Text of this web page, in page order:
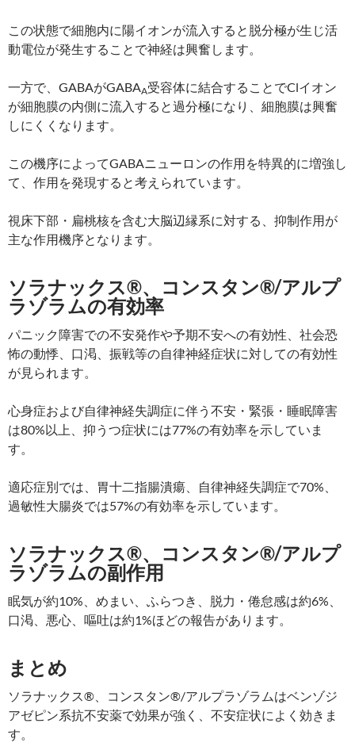
この状態で細胞内に陽イオンが流入すると脱分極が生じ活
動電位が発生することで神経は興奮します。
一方で、GABAがGABAA受容体に結合することでClイオン
が細胞膜の内側に流入すると過分極になり、細胞膜は興奮
しにくくなります。
この機序によってGABAニューロンの作用を特異的に増強し
て、作用を発現すると考えられています。
視床下部・扁桃核を含む大脳辺縁系に対する、抑制作用が
主な作用機序となります。
ソラナックス®、コンスタン®/アルプ
ラゾラムの有効率
パニック障害での不安発作や予期不安への有効性、社会恐
怖の動悸、口渇、振戦等の自律神経症状に対しての有効性
が見られます。
心身症および自律神経失調症に伴う不安・緊張・睡眠障害
は80%以上、抑うつ症状には77%の有効率を示していま
す。
適応症別では、胃十二指腸潰瘍、自律神経失調症で70%、
過敏性大腸炎では57%の有効率を示しています。
ソラナックス®、コンスタン®/アルプ
ラゾラムの副作用
眠気が約10%、めまい、ふらつき、脱力・倦怠感は約6%、
口渇、悪心、嘔吐は約1%ほどの報告があります。
まとめ
ソラナックス®、コンスタン®/アルプラゾラムはベンゾジ
アゼピン系抗不安薬で効果が強く、不安症状によく効きま
す。